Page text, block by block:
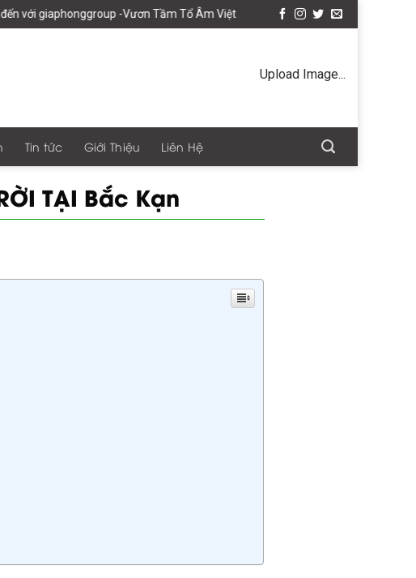
-Vươn Tầm Tổ Âm Việt
Upload Image...
Tin tức Giới Thiệu Liên Hệ
TẠI Bắc Kạn